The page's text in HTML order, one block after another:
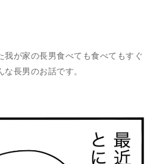
我が家の長男食べても食べてもすぐ
長男のお話です。